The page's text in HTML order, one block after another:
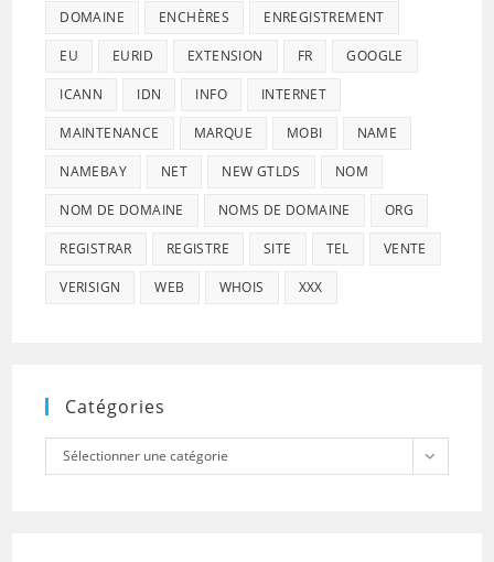
DOMAINE ENCHÈRES ENREGISTREMENT
EU EURID EXTENSION FR GOOGLE
ICANN IDN INFO INTERNET
MAINTENANCE MARQUE MOBI NAME
NAMEBAY NET NEW GTLDS NOM
NOM DE DOMAINE NOMS DE DOMAINE ORG
REGISTRAR REGISTRE SITE TEL VENTE
VERISIGN WEB WHOIS XXX
Catégories
Catégories
Sélectionner une catégorie